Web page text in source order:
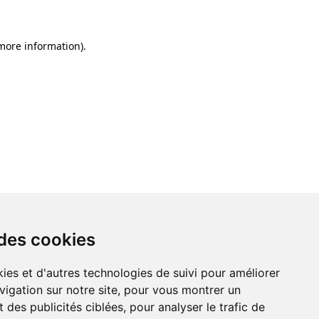
cookies
et d'autres technologies de suivi pour améliorer
sur notre site, pour vous montrer un
des publicités ciblées, pour analyser le trafic de
information).